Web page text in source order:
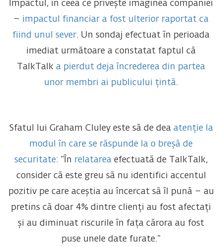
Impactul, în ceea ce privește imaginea companiei
– impactul financiar a fost ulterior raportat ca
fiind unul sever. Un sondaj efectuat în perioada
imediat următoare a constatat faptul că
TalkTalk a pierdut deja încrederea din partea
unor membri ai publicului țintă.
Sfatul lui Graham Cluley este să de dea atenție la
modul în care se răspunde la o breșă de
securitate: “În relatarea efectuată de TalkTalk,
consider că este greu să nu identifici accentul
pozitiv pe care aceștia au încercat să îl pună – au
pretins că doar 4% dintre clienți au fost afectați
și au diminuat riscurile în fața cărora au fost
puse unele date furate.”